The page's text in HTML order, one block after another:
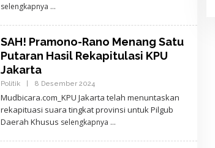
E
A
T
selengkapnya
SAH! Pramono-Rano Menang Satu
Putaran Hasil Rekapitulasi KPU
Jakarta
Politik 8 Desember 2024O
E
H
J
D
Mudbicara.com_KPU Jakarta telah menuntaskan
rekapituasi suara tingkat provinsi untuk Pilgub
Daerah Khusus selengkapnya